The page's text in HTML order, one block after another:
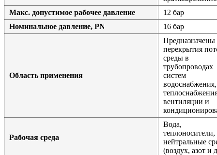
Макс. допустимое рабочее давление
12 бар
Номинальное давление, PN
16 бар
Область применения
Предназначены
перекрытия
среды в
трубопроводах
систем
водоснабжения,
вентиляции и
Рабочая среда
Вода,
теплоносители,
нейтральные
(воздух, азот и